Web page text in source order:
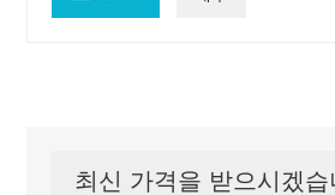
최신 가격을 받으시겠습